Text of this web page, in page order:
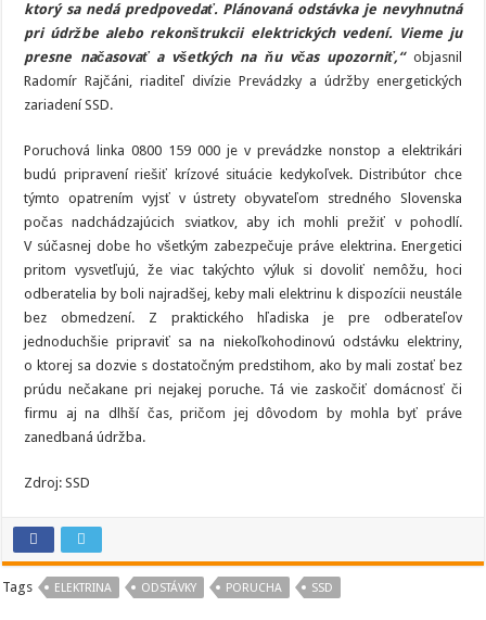
ktorý sa nedá predpovedať. Plánovaná odstávka je nevyhnutná
pri údržbe alebo rekonštrukcii elektrických vedení. Vieme ju
presne načasovať a všetkých na ňu včas upozorniť,“ objasnil
Radomír Rajčáni, riaditeľ divízie Prevádzky a údržby energetických
zariadení SSD.
Poruchová linka 0800 159 000 je v prevádzke nonstop a elektrikári
budú pripravení riešiť krízové situácie kedykoľvek. Distribútor chce
týmto opatrením vyjsť v ústrety obyvateľom stredného Slovenska
počas nadchádzajúcich sviatkov, aby ich mohli prežiť v pohodlí.
V súčasnej dobe ho všetkým zabezpečuje práve elektrina. Energetici
pritom vysvetľujú, že viac takýchto výluk si dovoliť nemôžu, hoci
odberatelia by boli najradšej, keby mali elektrinu k dispozícii neustále
bez obmedzení. Z praktického hľadiska je pre odberateľov
jednoduchšie pripraviť sa na niekoľkohodinovú odstávku elektriny,
o ktorej sa dozvie s dostatočným predstihom, ako by mali zostať bez
prúdu nečakane pri nejakej poruche. Tá vie zaskočiť domácnosť či
firmu aj na dlhší čas, pričom jej dôvodom by mohla byť práve
zanedbaná údržba.
Zdroj: SSD
Tags ELEKTRINA ODSTÁVKY PORUCHA SSD